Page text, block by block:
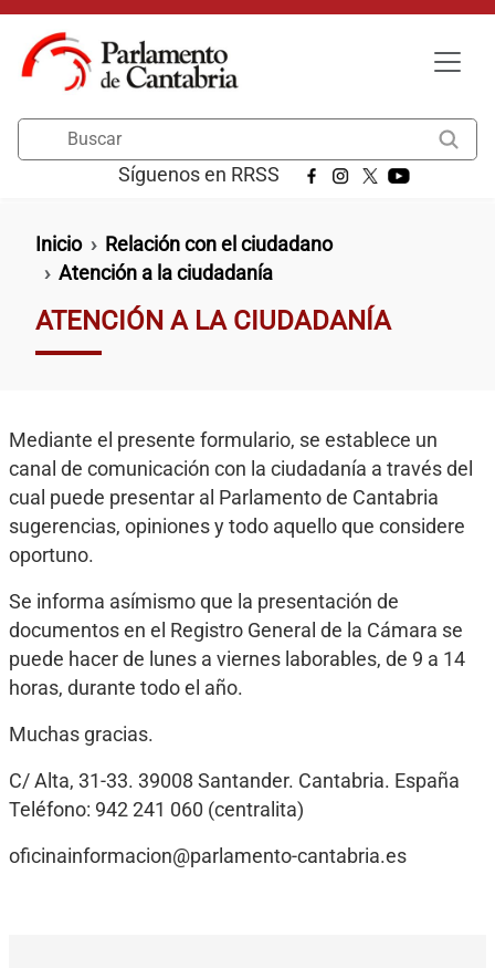
Pasar al contenido principal
Síguenos en RRSS
Ruta de navegación
Inicio
Relación con el ciudadano
Atención a la ciudadanía
ATENCIÓN A LA CIUDADANÍA
Mediante el presente formulario, se establece un
canal de comunicación con la ciudadanía a través del
cual puede presentar al Parlamento de Cantabria
sugerencias, opiniones y todo aquello que considere
oportuno.
Se informa asímismo que la presentación de
documentos en el Registro General de la Cámara se
puede hacer de lunes a viernes laborables, de 9 a 14
horas, durante todo el año.
Muchas gracias.
C/ Alta, 31-33. 39008 Santander. Cantabria. España
Teléfono: 942 241 060 (centralita)
oficinainformacion@parlamento-cantabria.es